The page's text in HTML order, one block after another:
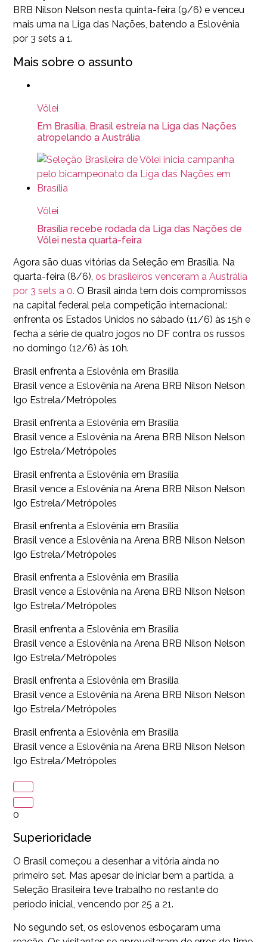
BRB Nilson Nelson nesta quinta-feira (9/6) e venceu
mais uma na Liga das Nações, batendo a Eslovênia
por 3 sets a 1.
Mais sobre o assunto
Vôlei
Em Brasília, Brasil estreia na Liga das Nações
atropelando a Austrália
Vôlei
Brasília recebe rodada da Liga das Nações de
Vôlei nesta quarta-feira
Agora são duas vitórias da Seleção em Brasília. Na
quarta-feira (8/6), os brasileiros venceram a Austrália
por 3 sets a 0. O Brasil ainda tem dois compromissos
na capital federal pela competição internacional:
enfrenta os Estados Unidos no sábado (11/6) às 15h e
fecha a série de quatro jogos no DF contra os russos
no domingo (12/6) às 10h.
Brasil enfrenta a Eslovênia em Brasília
Brasil vence a Eslovênia na Arena BRB Nilson Nelson
Igo Estrela/Metrópoles
Brasil enfrenta a Eslovênia em Brasília
Brasil vence a Eslovênia na Arena BRB Nilson Nelson
Igo Estrela/Metrópoles
Brasil enfrenta a Eslovênia em Brasília
Brasil vence a Eslovênia na Arena BRB Nilson Nelson
Igo Estrela/Metrópoles
Brasil enfrenta a Eslovênia em Brasília
Brasil vence a Eslovênia na Arena BRB Nilson Nelson
Igo Estrela/Metrópoles
Brasil enfrenta a Eslovênia em Brasília
Brasil vence a Eslovênia na Arena BRB Nilson Nelson
Igo Estrela/Metrópoles
Brasil enfrenta a Eslovênia em Brasília
Brasil vence a Eslovênia na Arena BRB Nilson Nelson
Igo Estrela/Metrópoles
Brasil enfrenta a Eslovênia em Brasília
Brasil vence a Eslovênia na Arena BRB Nilson Nelson
Igo Estrela/Metrópoles
Brasil enfrenta a Eslovênia em Brasília
Brasil vence a Eslovênia na Arena BRB Nilson Nelson
Igo Estrela/Metrópoles
0
Superioridade
O Brasil começou a desenhar a vitória ainda no
primeiro set. Mas apesar de iniciar bem a partida, a
Seleção Brasileira teve trabalho no restante do
período inicial, vencendo por 25 a 21.
No segundo set, os eslovenos esboçaram uma